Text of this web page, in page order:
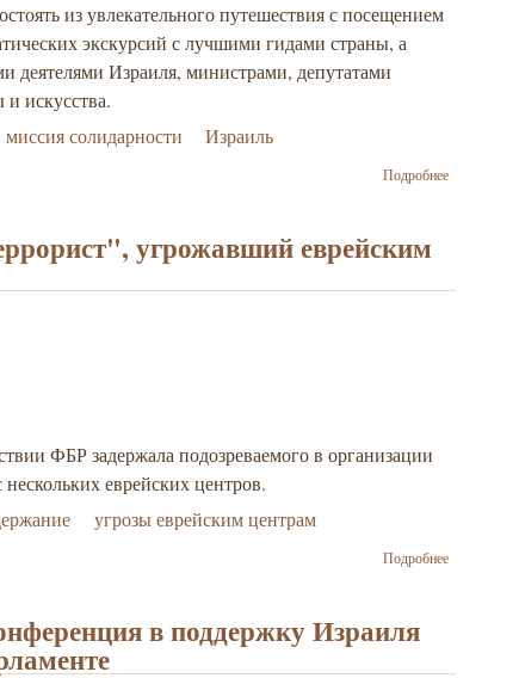
из увлекательного путешествия с посещением
экскурсий с лучшими гидами страны, а
деятелями Израиля, министрами, депутатами
и искусства.
миссия солидарности Израиль
Подробнеео В ноябре
угрожавший еврейским
ФБР задержала подозреваемого в организации
еврейских центров.
угрозы еврейским центрам
Подробнеео В США
в поддержку Израиля